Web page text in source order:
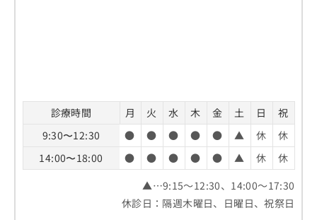
診療時間 月 火 水 木 金 土 日
祝
9:30〜12:30
● ● ● ● ● ▲ 休
休
14:00〜18:00
● ● ● ● ● ▲ 休
休
▲…9:15～12:30、14:00～17:30
休診日：隔週木曜日、日曜日、祝祭日